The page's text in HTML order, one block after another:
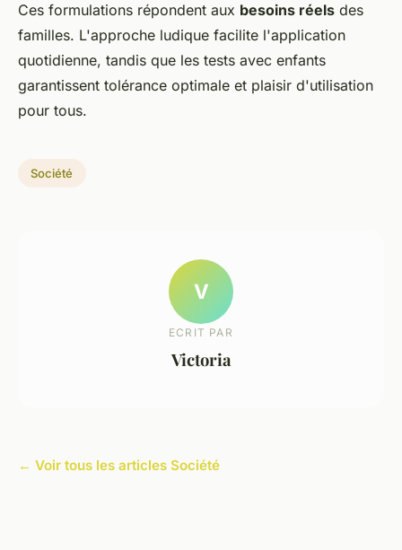
Ces formulations répondent aux besoins réels des
familles. L'approche ludique facilite l'application
quotidienne, tandis que les tests avec enfants
garantissent tolérance optimale et plaisir d'utilisation
pour tous.
Société
V
ECRIT PAR
Victoria
← Voir tous les articles Société